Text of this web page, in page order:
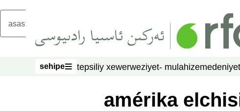
asasliq mezmungha atlang
sehipe
sehipe tepsiliy xewerweziyet- mulahize
amérika